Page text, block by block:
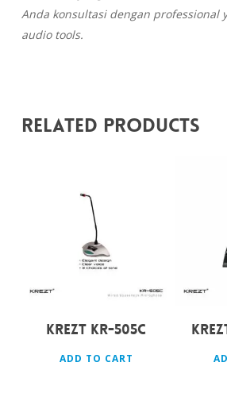
Anda konsultasi dengan professional
audio tools.
Related Products
700.000
KREZT KR-505C
ADD TO CART